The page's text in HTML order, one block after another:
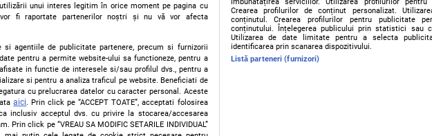
o funcție în Home Banking, aplicația de
băncii. Butonul SAFE (SAFE Button)
destinațiile ...
Contact
unui interes legitim în orice moment pe pagina cu
fi raportate partenerilor noștri și nu vă vor afecta
agentiile de publicitate partenere, precum si furnizorii
pentru a permite website-ului sa functioneze, pentru a
in functie de interesele si/sau profilul dvs., pentru a
si pentru a analiza traficul pe website. Beneficiati de
cu prelucrarea datelor cu caracter personal. Aceste
aici. Prin click pe “ACCEPT TOATE”, acceptati folosirea
inclusiv acceptul dvs. cu privire la stocarea/accesarea
click pe “VREAU SA MODIFIC SETARILE INDIVIDUAL”
îmbunătățirea serviciilor. Utilizarea profilurilor
Crearea profilurilor de conținut personalizat.
conținutul. Crearea profilurilor pentru publicitate
conținutului. Înțelegerea publicului prin statistici sau
Utilizarea de date limitate pentru a selecta
identificarea prin scanarea dispozitivului.
Listă parteneri (furnizori)